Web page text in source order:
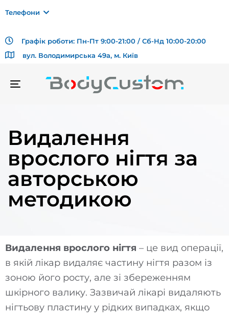
Телефони
Графік роботи: Пн-Пт 9:00-21:00 / Сб-Нд 10:00-20:00
вул. Володимирська 49а, м. Київ
TOGGLE
Видалення
врослого нігтя за
авторською
методикою
Видалення врослого нігтя – це вид операції,
в якій лікар видаляє частину нігтя разом із
зоною його росту, але зі збереженням
шкірного валику. Зазвичай лікарі видаляють
нігтьову пластину у рідких випадках, якщо